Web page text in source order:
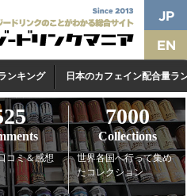
ンキング 日本のカフェイン配合量ラ
コミ＆感想
7000
Collections
世界各国へ行って集め
たコレクション